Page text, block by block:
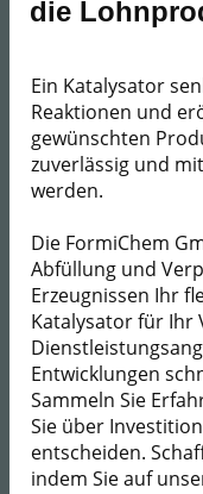
die
Ein Katalysator
Reaktionen und
gewünschten
zuverlässig und
werden.
Die FormiChem
Abfüllung und
Erzeugnissen Ihr
Katalysator für Ihr
Entwicklungen
Sammeln Sie
Sie über
entscheiden.
indem Sie auf